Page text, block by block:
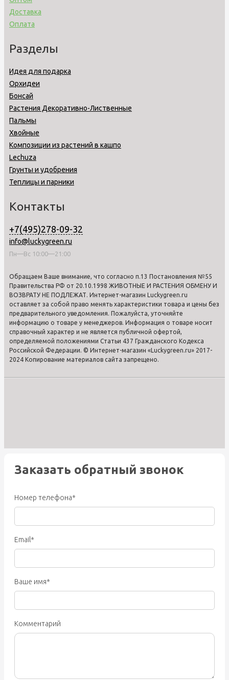
Доставка
Оплата
Разделы
Идея для подарка
Орхидеи
Бонсай
Растения Декоративно-Лиственные
Пальмы
Хвойные
Композиции из растений в кашпо
Lechuza
Грунты и удобрения
Теплицы и парники
Контакты
+7(495)278-09-32
info@luckygreen.ru
Пн—Вс 10:00—21:00
Обращаем Ваше внимание, что согласно п.13 Постановления №55
Правительства РФ от 20.10.1998 ЖИВОТНЫЕ И РАСТЕНИЯ ОБМЕНУ И
ВОЗВРАТУ НЕ ПОДЛЕЖАТ. Интернет-магазин Luckygreen.ru
оставляет за собой право менять характеристики товара и цены без
предварительного уведомления. Пожалуйста, уточняйте
информацию о товаре у менеджеров. Информация о товаре носит
справочный характер и не является публичной офертой,
определяемой положениями Статьи 437 Гражданского Кодекса
Российской Федерации. © Интернет-магазин «Luckygreen.ru» 2017-
2024 Копирование материалов сайта запрещено.
Заказать обратный звонок
Номер телефона*
Email*
Ваше имя*
Комментарий